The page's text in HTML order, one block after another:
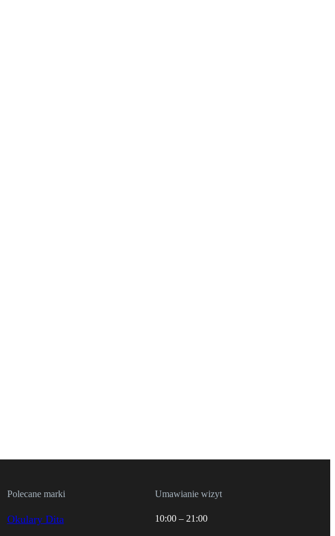
Polecane marki
Okulary Dita
Umawianie wizyt
10:00 – 21:00